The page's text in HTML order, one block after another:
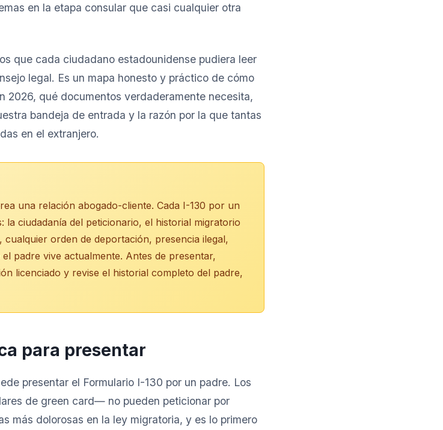
en la etapa consular que casi cualquier otra
que cada ciudadano estadounidense pudiera leer
legal. Es un mapa honesto y práctico de cómo
2026, qué documentos verdaderamente necesita,
bandeja de entrada y la razón por la que tantas
en el extranjero.
una relación abogado-cliente. Cada I-130 por un
la ciudadanía del peticionario, el historial migratorio
cualquier orden de deportación, presencia ilegal,
padre vive actualmente. Antes de presentar,
licenciado y revise el historial completo del padre,
para presentar
presentar el Formulario I-130 por un padre. Los
de green card— no pueden peticionar por
más dolorosas en la ley migratoria, y es lo primero